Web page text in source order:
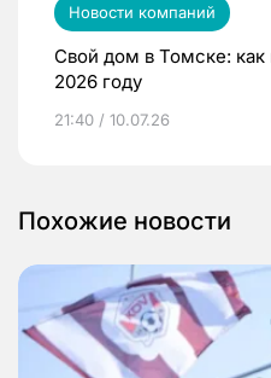
Новости компаний
Свой дом в Томске: как
2026 году
21:40 / 10.07.26
Похожие новости